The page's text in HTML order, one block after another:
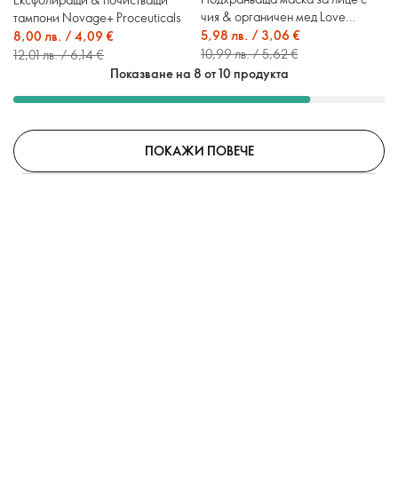
тампони Novage+ Proceuticals
8,00 лв. / 4,09 €
12,01 лв. / 6,14 €
чия & органичен мед Love
Nature
5,98 лв. / 3,06 €
10,99 лв. / 5,62 €
Показване на 8 от 10 продукта
ПОКАЖИ ПОВЕЧЕ